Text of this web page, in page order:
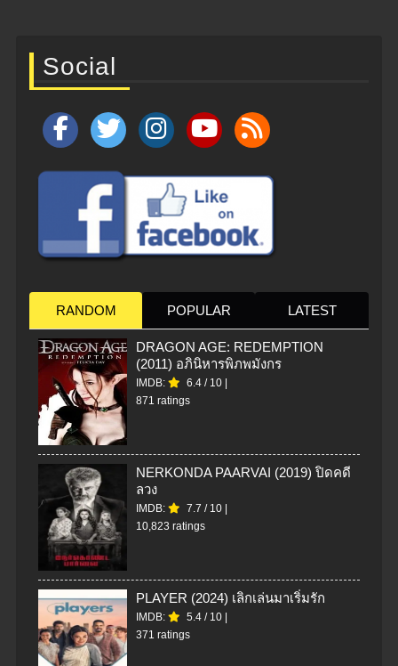
Social
RANDOM POPULAR LATEST
DRAGON AGE: REDEMPTION
(2011) อภินิหารพิภพมังกร
IMDB: 6.4 / 10
871 ratings
NERKONDA PAARVAI (2019) ปิดคดี
ลวง
IMDB: 7.7 / 10
10,823 ratings
PLAYER (2024) เลิกเล่นมาเริ่มรัก
IMDB: 5.4 / 10
371 ratings